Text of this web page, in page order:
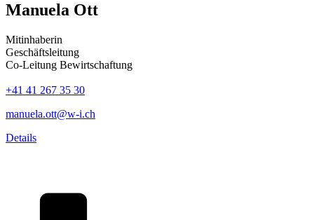
Manuela Ott
Mitinhaberin
Geschäftsleitung
Co-Leitung Bewirtschaftung
+41 41 267 35 30
manuela.ott@w-i.ch
Details